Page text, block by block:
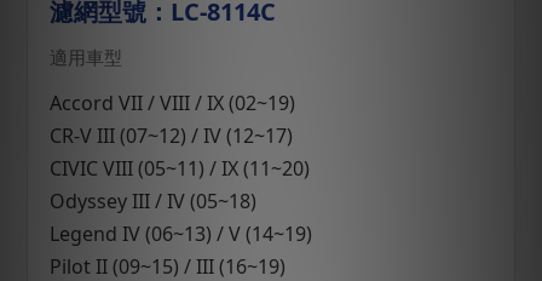
濾網型號：LC-8114C
適用車型
Accord VII / VIII / IX (02~19)
CR-V III (07~12) / IV (12~17)
CIVIC VIII (05~11) / IX (11~20)
Odyssey III / IV (05~18)
Legend IV (06~13) / V (14~19)
Pilot II (09~15) / III (16~19)